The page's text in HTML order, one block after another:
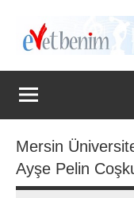
Evet
Benim
Mersin
Ayşe Pelin